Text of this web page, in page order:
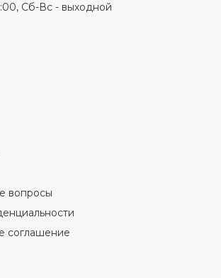
Сб-Вс - выходной
вопросы
соглашение